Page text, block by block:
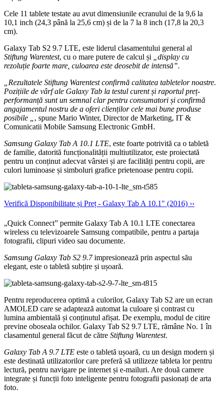
Cele 11 tablete testate au avut dimensiunile ecranului de la 9,6 la
10,1 inch (24,3 până la 25,6 cm) și de la 7 la 8 inch (17,8 la 20,3
cm).
Galaxy Tab S2 9.7 LTE, este liderul clasamentului general al
Stiftung Warentest, cu o mare putere de calcul și
„display cu
rezoluție foarte mare, culoarea este deosebit de intensă”.
„Rezultatele Stiftung Warentest confirmă calitatea tabletelor noastre.
Pozițiile de vârf ale Galaxy Tab la testul curent și raportul preț-
performanță sunt un semnal clar pentru consumatori și confirmă
angajamentul nostru de a oferi clienților cele mai bune produse
posibile „ , spune Mario Winter, Director de Marketing, IT &
Comunicatii Mobile Samsung Electronic GmbH.
Samsung Galaxy Tab A 10.1 LTE, este foarte potrivită ca o tabletă
de familie, datorită funcționalității multiutilizator, este proiectată
pentru un conținut adecvat vârstei și are facilități pentru copii, are
culori luminoase și simboluri grafice prietenoase pentru copii.
Verifică Disponibilitate și Preț - Galaxy Tab A 10.1" (2016) ››
„Quick Connect” permite Galaxy Tab A 10.1 LTE conectarea
wireless cu televizoarele Samsung compatibile, pentru a partaja
fotografii, clipuri video sau documente.
Samsung Galaxy Tab S2 9.7impresionează prin aspectul său
elegant, este o tabletă subțire și ușoară.
Pentru reproducerea optimă a culorilor, Galaxy Tab S2 are un ecran
AMOLED care se adaptează automat la culoare și contrast cu
lumina ambientală și conținutul afișat. De exemplu, modul de citire
previne oboseala ochilor. Galaxy Tab S2 9.7 LTE, rămâne No. 1 în
clasamentul general făcut de către Stiftung Warentest.
Galaxy Tab A 9.7 LTE este o tabletă ușoară, cu un design modern și
este destinată utilizatorilor care preferă să utilizeze tableta lor pentru
lectură, pentru navigare pe internet și e-mailuri. Are două camere
integrate și funcții foto inteligente pentru fotografii pasionați de arta
foto.